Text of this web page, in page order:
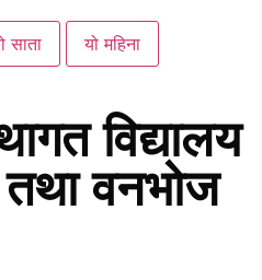
साता यो महिना
विद्यालय
वनभोज